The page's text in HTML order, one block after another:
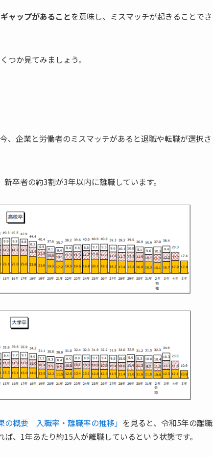
ャップがあることを意味し、ミスマッチが起きることでさ
つか見てみましょう。
、企業と労働者のミスマッチがあると退職や転職が選択さ
新卒者の約3割が3年以内に離職しています。
の概要 入職率・離職率の推移」 を見ると、令和5年の離職
、1年あたり約15人が離職しているという状態です。